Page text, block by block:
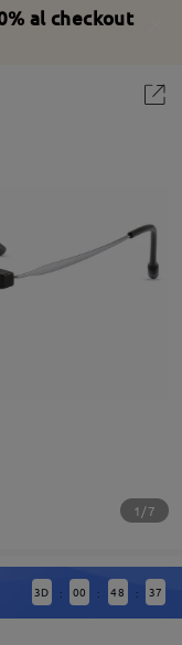
al checkout
1/7
3D : 00 : 48 : 36